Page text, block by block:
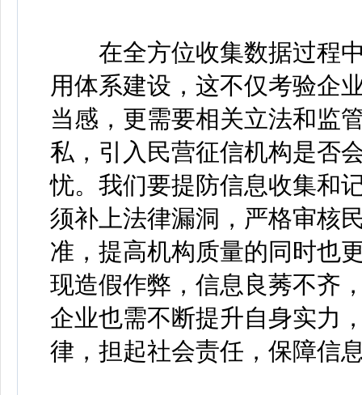
在全方位收集数据过程中
用体系建设，这不仅考验企
当感，更需要相关立法和监
私，引入民营征信机构是否
忧。我们要提防信息收集和
须补上法律漏洞，严格审核
准，提高机构质量的同时也
现造假作弊，信息良莠不齐
企业也需不断提升自身实力
律，担起社会责任，保障信